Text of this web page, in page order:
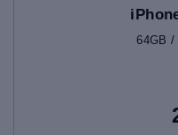
64GB /